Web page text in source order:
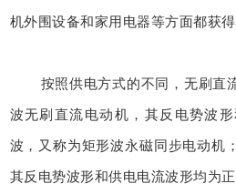
机外围设备和家用电器等方面都获得
按照供电方式的不同，无刷直
波无刷直流电动机，其反电势波
波，又称为矩形波永磁同步电动机
其反电势波形和供电电流波形均为正